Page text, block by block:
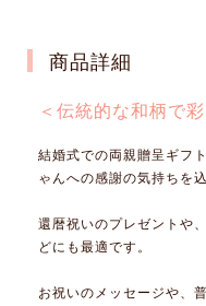
商品詳細
＜伝統的な和柄で
結婚式での両親贈呈ギフ
ゃんへの感謝の気持ちを
還暦祝いのプレゼントや
どにも最適です。
お祝いのメッセージや、